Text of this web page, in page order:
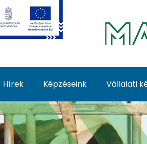
Hírek Képzéseink Vállalati